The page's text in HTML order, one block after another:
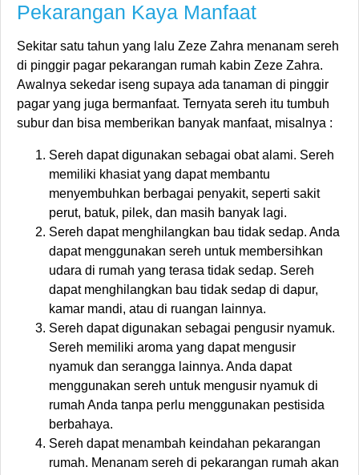
Pekarangan Kaya Manfaat
Sekitar satu tahun yang lalu Zeze Zahra menanam sereh
di pinggir pagar pekarangan rumah kabin Zeze Zahra.
Awalnya sekedar iseng supaya ada tanaman di pinggir
pagar yang juga bermanfaat. Ternyata sereh itu tumbuh
subur dan bisa memberikan banyak manfaat, misalnya :
Sereh dapat digunakan sebagai obat alami. Sereh
memiliki khasiat yang dapat membantu
menyembuhkan berbagai penyakit, seperti sakit
perut, batuk, pilek, dan masih banyak lagi.
Sereh dapat menghilangkan bau tidak sedap. Anda
dapat menggunakan sereh untuk membersihkan
udara di rumah yang terasa tidak sedap. Sereh
dapat menghilangkan bau tidak sedap di dapur,
kamar mandi, atau di ruangan lainnya.
Sereh dapat digunakan sebagai pengusir nyamuk.
Sereh memiliki aroma yang dapat mengusir
nyamuk dan serangga lainnya. Anda dapat
menggunakan sereh untuk mengusir nyamuk di
rumah Anda tanpa perlu menggunakan pestisida
berbahaya.
Sereh dapat menambah keindahan pekarangan
rumah. Menanam sereh di pekarangan rumah akan